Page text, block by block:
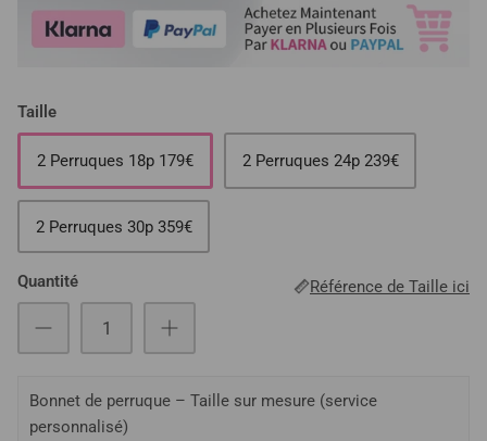
Taille
2 Perruques 18p 179€ 2 Perruques 24p 239€
2 Perruques 30p 359€
Quantité Référence de Taille ici
Bonnet de perruque – Taille sur mesure (service
personnalisé)